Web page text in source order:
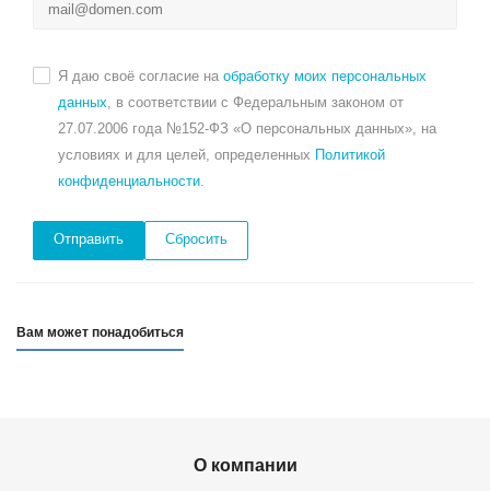
Я даю своё согласие на обработку моих персональных
данных, в соответствии с Федеральным законом от
27.07.2006 года №152-ФЗ «О персональных данных», на
условиях и для целей, определенных Политикой
конфиденциальности.
Сбросить
Вам может понадобиться
О компании